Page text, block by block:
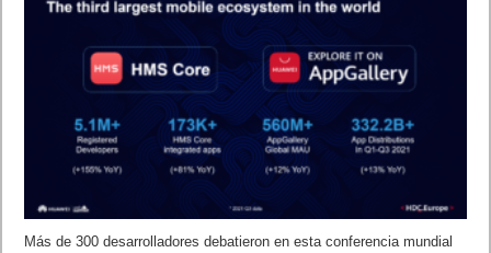
Más de 300 desarrolladores debatieron en esta conferencia mundial